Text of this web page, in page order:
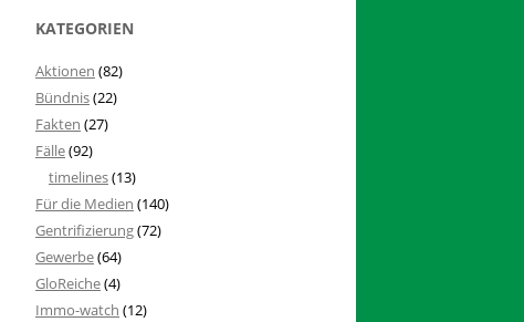
KATEGORIEN
Aktionen (82)
Bündnis(22)
Fakten (27)
Fälle(92)
timelines(13)
Für die Medien (140)
Gentrifizierung(72)
Gewerbe(64)
GloReiche(4)
Immo-watch (12)